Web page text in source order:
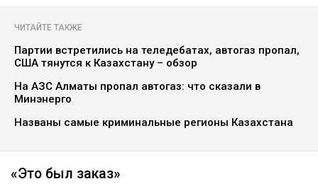
ЧИТАЙТЕ ТАКЖЕ
Партии встретились на теледебатах, автогаз пропал,
США тянутся к Казахстану – обзор
На АЗС Алматы пропал автогаз: что сказали в
Минэнерго
Названы самые криминальные регионы Казахстана
«Это был заказ»